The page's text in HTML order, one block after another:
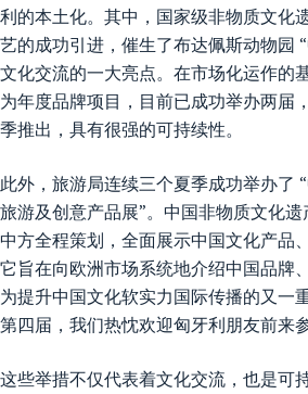
利的本土化。其中，国家级非物质文化
艺的成功引进，催生了布达佩斯动物园
文化交流的一大亮点。在市场化运作的
为年度品牌项目，目前已成功举办两届
季推出，具有很强的可持续性。
此外，旅游局连续三个夏季成功举办了
旅游及创意产品展”。中国非物质文化
中方全程策划，全面展示中国文化产品
它旨在向欧洲市场系统地介绍中国品牌
为提升中国文化软实力国际传播的又一
第四届，我们热忱欢迎匈牙利朋友前来
这些举措不仅代表着文化交流，也是可